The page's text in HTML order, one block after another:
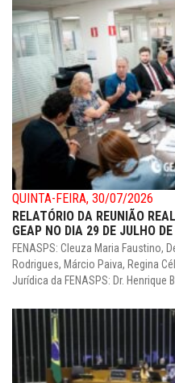
QUINTA-FEIRA, 30/07/2026
RELATÓRIO DA REUNIÃO
GEAP NO DIA 29 DE JULHO
FENASPS: Cleuza Maria Faustino,
Rodrigues, Márcio Paiva, Regina
Jurídica da FENASPS: Dr. Henrique